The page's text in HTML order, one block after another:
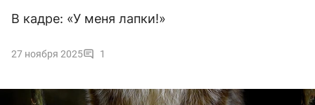
В кадре: «У меня лапки!»
27 ноября 2025 1